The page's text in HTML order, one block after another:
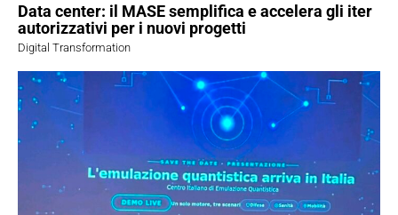
Data center: il MASE semplifica e accelera gli iter
autorizzativi per i nuovi progetti
Digital Transformation